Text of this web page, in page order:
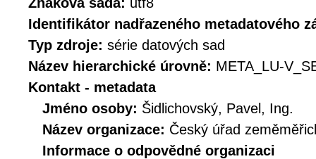
Identifikátor nadřazeného metadatového
Typ zdroje: série datových sad
Název hierarchické úrovně: META_LU-
Kontakt - metadata
Jméno osoby: Šidlichovský, Pavel, Ing.
Název organizace: Český úřad
Informace o odpovědné organizaci